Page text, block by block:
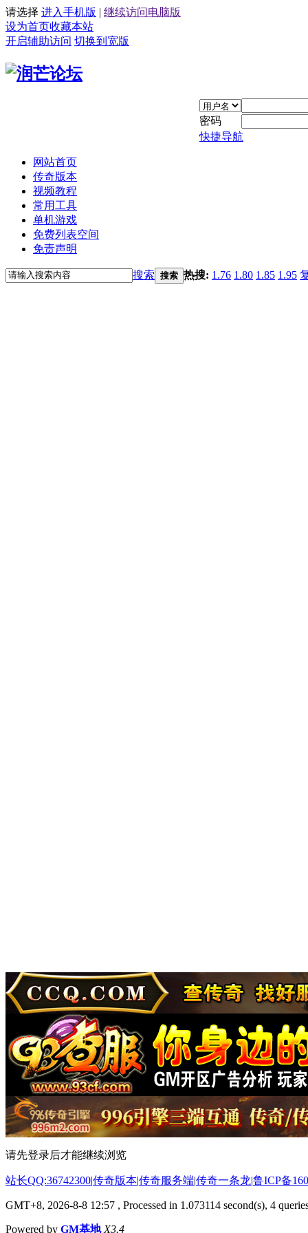
请选择 进入手机版 | 继续访问电脑版
设为首页收藏本站
开启辅助访问 切换到宽版
密码
快捷导航
网站首页
传奇版本
视频教程
常用工具
单机游戏
免费列表空间
免责声明
搜索 搜索 热搜: 1.76 1.80 1.85 1.95
请先登录后才能继续浏览
站长QQ:36742300|传奇版本|传奇服务端|传奇一条龙|鲁ICP备
GMT+8, 2026-8-8 12:57 , Processed in 1.073114 second(s), 4
Powered by GM基地 X3.4